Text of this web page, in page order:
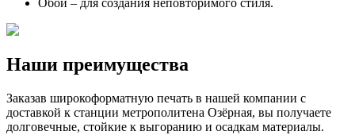
Наши преимущества
Заказав широкоформатную печать в нашей компании с
доставкой к станции метрополитена Озёрная, вы получаете
долговечные, стойкие к выгоранию и осадкам материалы.